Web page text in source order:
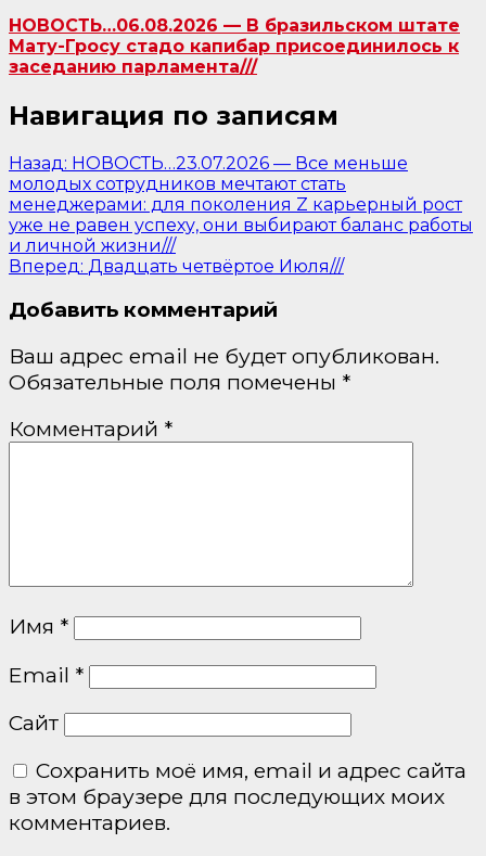
НОВОСТЬ…06.08.2026 — В бразильском штате
Мату-Гросу стадо капибар присоединилось к
заседанию парламента///
Навигация по записям
Назад: НОВОСТЬ…23.07.2026 — Все меньше
молодых сотрудников мечтают стать
менеджерами: для поколения Z карьерный рост
уже не равен успеху, они выбирают баланс работы
и личной жизни///
Вперед: Двадцать четвёртое Июля///
Добавить комментарий
Ваш адрес email не будет опубликован.
Обязательные поля помечены *
Комментарий *
Имя *
Email *
Сайт
Сохранить моё имя, email и адрес сайта
в этом браузере для последующих моих
комментариев.